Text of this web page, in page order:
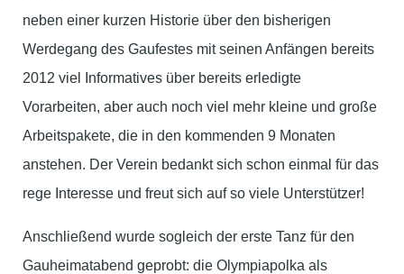
neben einer kurzen Historie über den bisherigen
Werdegang des Gaufestes mit seinen Anfängen bereits
2012 viel Informatives über bereits erledigte
Vorarbeiten, aber auch noch viel mehr kleine und große
Arbeitspakete, die in den kommenden 9 Monaten
anstehen. Der Verein bedankt sich schon einmal für das
rege Interesse und freut sich auf so viele Unterstützer!
Anschließend wurde sogleich der erste Tanz für den
Gauheimatabend geprobt: die Olympiapolka als